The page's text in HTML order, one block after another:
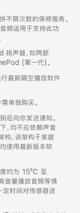
限次数的保修服务。
频适用于支持此功
声器，如两部
(第一代)。
最新隔空播放软件
单独购买。
后向你发送通知。
，均不应依赖声音
，该架构于家庭
使用最新版本软
约为 15ºC 至
音量播放音频等情
定时间对传感器进